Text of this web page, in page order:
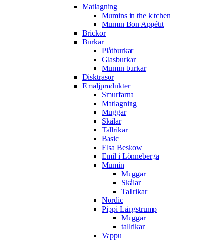
Matlagning
Mumins in the kitchen
Mumin Bon Appétit
Brickor
Burkar
Plåtburkar
Glasburkar
Mumin burkar
Disktrasor
Emaljprodukter
Smurfarna
Matlagning
Muggar
Skålar
Tallrikar
Basic
Elsa Beskow
Emil i Lönneberga
Mumin
Muggar
Skålar
Tallrikar
Nordic
Pippi Långstrump
Muggar
tallrikar
Vappu